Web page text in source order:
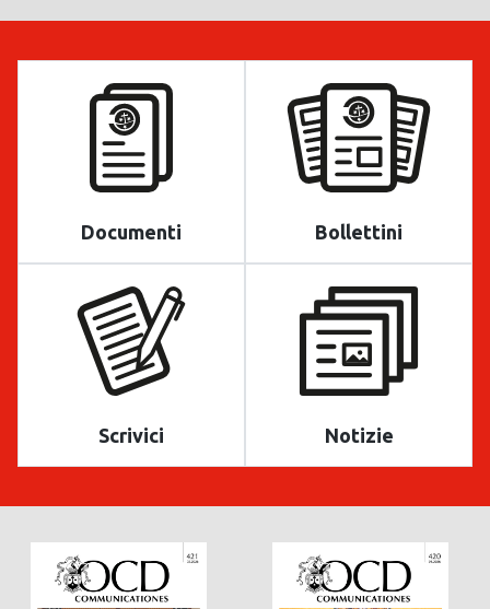
Documenti Bollettini
Scrivici Notizie